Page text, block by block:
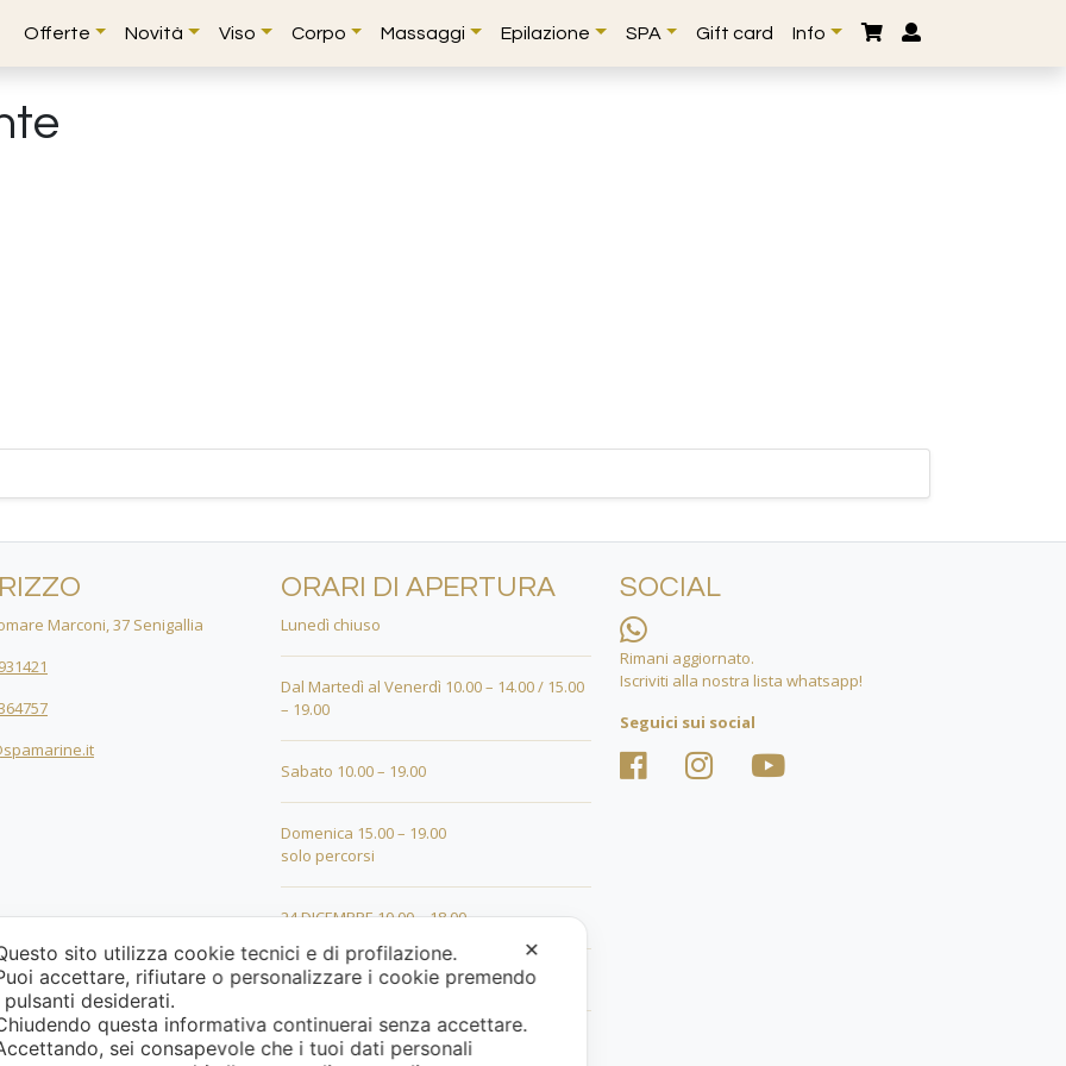
Offerte Novità Viso Corpo Massaggi Epilazione SPA Gift card Info
Marconi, 37 Senigallia
ORARI DI APERTURA
Lunedì chiuso
Dal Martedì al Venerdì 10.00 – 14.00 / 15.00
– 19.00
Sabato 10.00 – 19.00
Domenica 15.00 – 19.00
solo percorsi
24 DICEMBRE 10.00 – 18.00
25 DICEMBRE 15.00 – 19.00
26 DICEMBRE 15.00 – 19.00
SOCIAL
Rimani aggiornato.
Iscriviti alla nostra lista whatsapp!
Seguici sui social
✕
sito utilizza cookie tecnici e di profilazione.
accettare, rifiutare o personalizzare i cookie premendo
pulsanti desiderati.
questa informativa continuerai senza accettare.
sei consapevole che i tuoi dati personali